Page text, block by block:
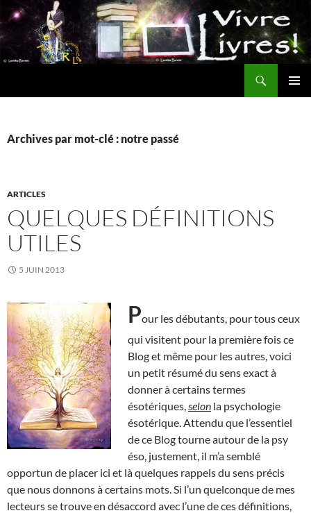
Aller
au
contenu
Archives par mot-clé : notre passé
ARTICLES
QUELQUES DÉFINITIONS
UTILES
5 JUIN 2013
Pour les débutants, pour tous ceux
qui visitent pour la première fois ce
Blog et même pour les autres, voici
un petit résumé du sens exact à
donner à certains termes
ésotériques, selon la psychologie
ésotérique. Attendu que l’essentiel
de ce Blog tourne autour de la psy
éso, justement, il m’a semblé
opportun de placer ici et là quelques rappels du sens précis
que nous donnons à certains mots. Si l’un quelconque de mes
lecteurs se trouve en désaccord avec l’une de ces définitions,